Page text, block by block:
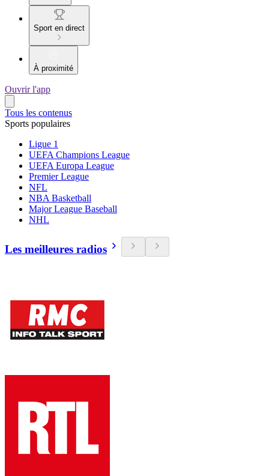
Sport en direct
À proximité
Ouvrir l'app
Tous les contenus
Sports populaires
Ligue 1
UEFA Champions League
UEFA Europa League
Premier League
NFL
NBA Basketball
Major League Baseball
NHL
Les meilleures radios